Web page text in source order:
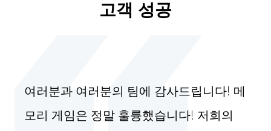
고객 성공
여러분과 여러분의 팀에 감사드립니다! 메
모리 게임은 정말 훌륭했습니다! 저희의